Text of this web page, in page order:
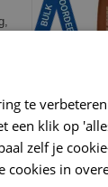
te
klik op
zelf je
in